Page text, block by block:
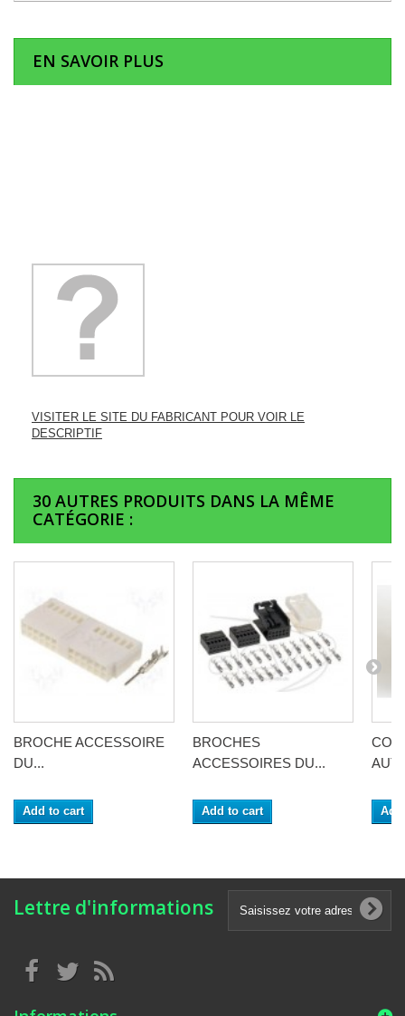
EN SAVOIR PLUS
VISITER LE SITE DU FABRICANT POUR VOIR LE
DESCRIPTIF
30 AUTRES PRODUITS DANS LA MÊME
CATÉGORIE :
BROCHE ACCESSOIRE
DU...
Add to cart
BROCHES
ACCESSOIRES DU...
Add to cart
Lettre d'informations